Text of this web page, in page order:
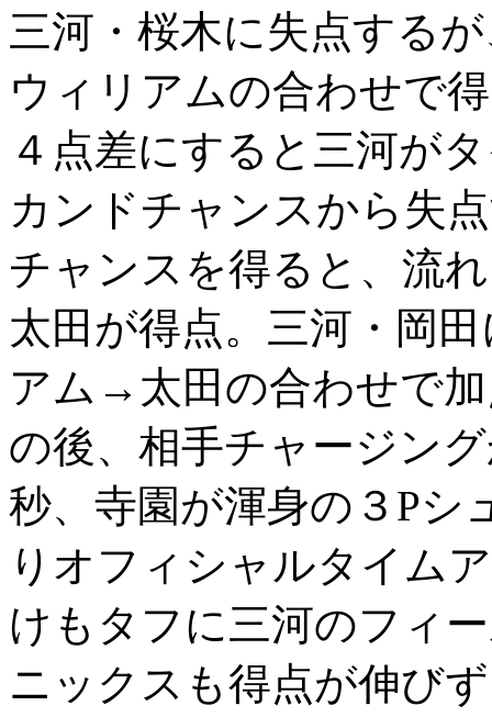
三河・桜木に失点する
ウィリアムの合わせで
４点差にすると三河が
カンドチャンスから失
チャンスを得ると、流
太田が得点。三河・岡
アム→太田の合わせで
の後、相手チャージン
秒、寺園が渾身の３Pシ
りオフィシャルタイム
けもタフに三河のフィ
ニックスも得点が伸び